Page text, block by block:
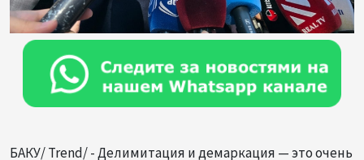
БАКУ/ Trend/ - Делимитация и демаркация — это очень